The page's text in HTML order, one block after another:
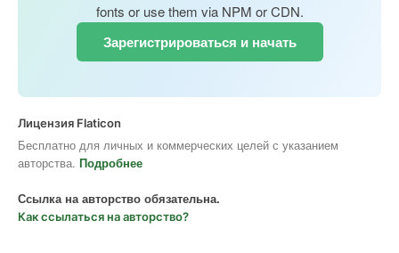
fonts or use them via NPM or CDN.
Зарегистрироваться и начать
Лицензия Flaticon
Бесплатно для личных и коммерческих целей с указанием
авторства. Подробнее
Ссылка на авторство обязательна.
Как ссылаться на авторство?